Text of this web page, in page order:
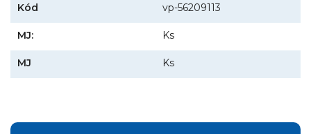
Kód vp-56209113
MJ: Ks
MJ Ks